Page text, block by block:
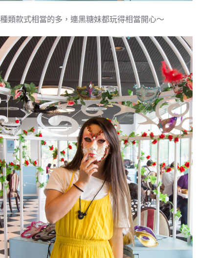
種類款式相當的多，連黑糖妹都玩得相當開心～